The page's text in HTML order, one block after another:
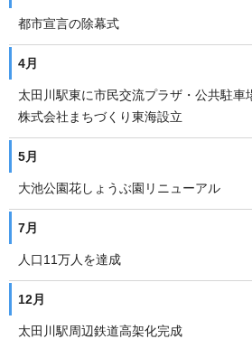
都市宣言の除幕式
4月
太田川駅東に市民交流プラザ・公共駐車
株式会社まちづくり東海設立
5月
大池公園花しょうぶ園リニューアル
7月
人口11万人を達成
12月
太田川駅周辺鉄道高架化完成